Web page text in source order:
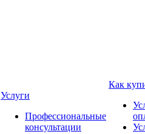
Услуги
Профессиональные
консультации
Как